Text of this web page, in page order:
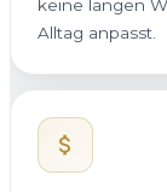
keine langen
Alltag anpasst.